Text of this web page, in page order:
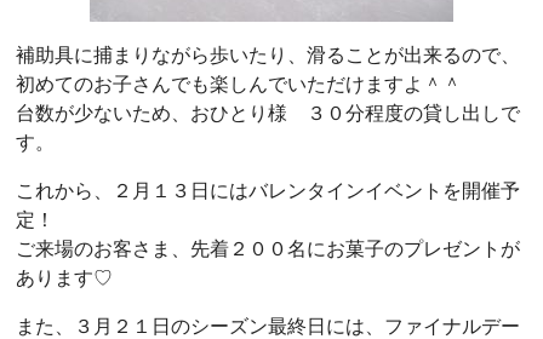
補助具に捕まりながら歩いたり、滑ることが出来るので、
初めてのお子さんでも楽しんでいただけますよ＾＾
台数が少ないため、おひとり様 ３０分程度の貸し出しで
す。
これから、２月１３日にはバレンタインイベントを開催予
定！
ご来場のお客さま、先着２００名にお菓子のプレゼントが
あります♡
また、３月２１日のシーズン最終日には、ファイナルデー